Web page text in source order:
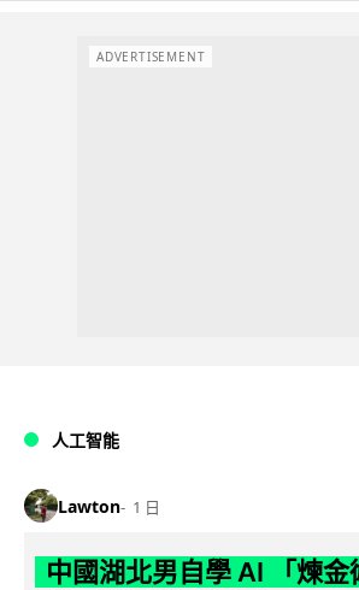
ADVERTISEMENT
人工智能
Lawton 1 日
中國湖北男自學 AI 「煉金